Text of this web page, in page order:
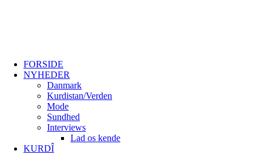
FORSIDE
NYHEDER
Danmark
Kurdistan/Verden
Mode
Sundhed
Interviews
Lad os kende
KURDÎ